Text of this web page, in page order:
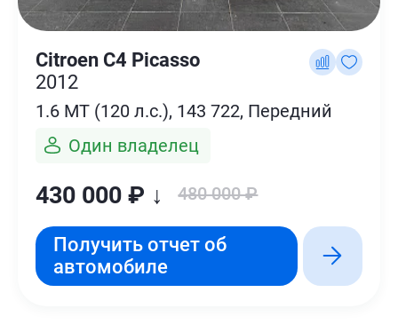
Citroen C4 Picasso
2012
1.6 MT (120 л.с.), 143 722, Передний
Один владелец
430 000 ₽ ↓ 480 000 ₽
Получить отчет об
автомобиле